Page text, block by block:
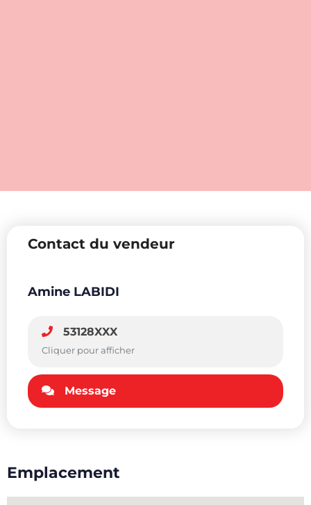
Contact du vendeur
Amine LABIDI
53128XXX
Cliquer pour afficher
Message
Emplacement